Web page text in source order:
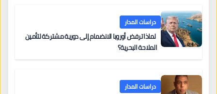
دراسات المدار
لماذا ترفض أوروبا الانضمام إلى دورية مشتركة لتأمين
الملاحة البحرية؟
دراسات المدار